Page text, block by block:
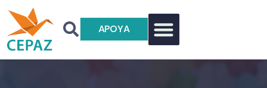
APOYA